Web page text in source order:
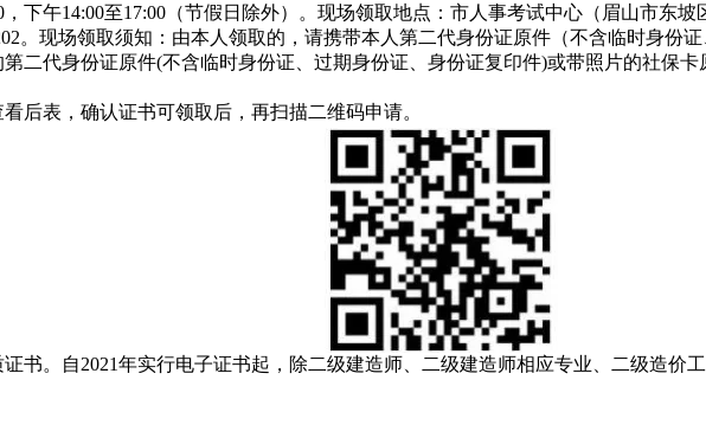
午14:00至17:00（节假日除外）。现场领取地点：市人事考试中心（眉山市东坡
。现场领取须知：由本人领取的，请携带本人第二代身份证原件（不含临时身份
二代身份证原件(不含临时身份证、过期身份证、身份证复印件)或带照片的社保卡
表，确认证书可领取后，再扫描二维码申请。
。自2021年实行电子证书起，除二级建造师、二级建造师相应专业、二级造价